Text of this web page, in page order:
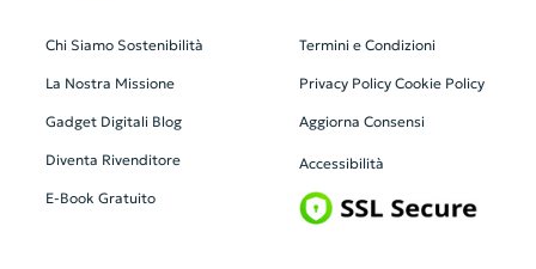
Chi Siamo Sostenibilità
La Nostra Missione
Gadget Digitali Blog
Diventa Rivenditore
E-Book Gratuito
Termini e Condizioni
Privacy Policy Cookie Policy
Aggiorna Consensi
Accessibilità